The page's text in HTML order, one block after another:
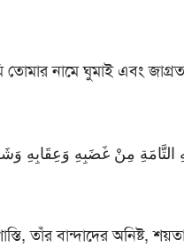
তাঁর বান্দাদের অনিষ্ট,